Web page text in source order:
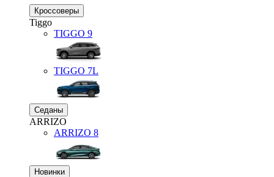
Кроссоверы
Tiggo
TIGGO 9
TIGGO 7L
Седаны
ARRIZO
ARRIZO 8
Новинки